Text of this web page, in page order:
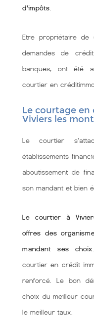
d'impôts
Etre propriétaire de
demandes de
banques, ont été
courtier en
Le courtage
Viviers les
Le courtier
établissements
aboutissement de
son mandant et bien
Le courtier à
offres des
mandant ses choix
courtier en crédit
renforcé. Le bon
choix du meilleur
le meilleur taux.